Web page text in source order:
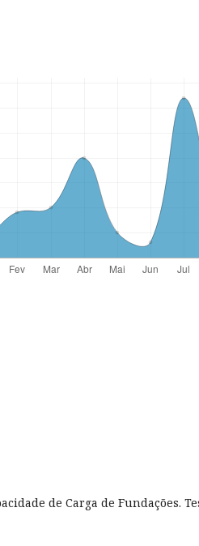
de Carga de Fundações.